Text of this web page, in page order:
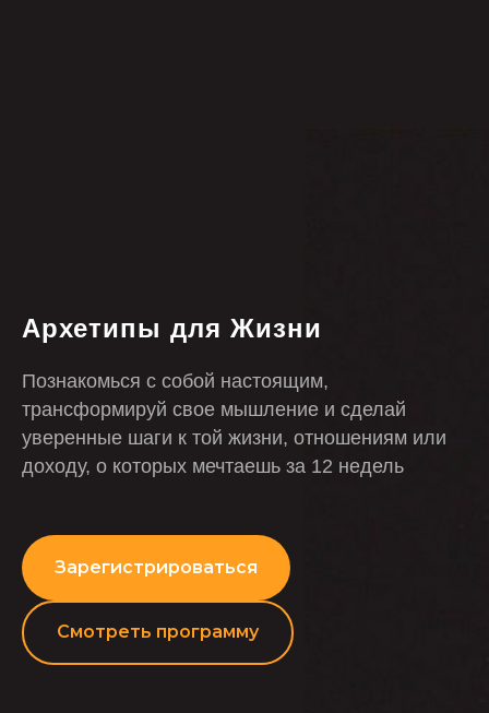
Архетипы для Жизни
Познакомься с собой настоящим,
трансформируй свое мышление и сделай
уверенные шаги к той жизни, отношениям или
доходу, о которых мечтаешь за 12 недель
Зарегистрироваться
Смотреть программу